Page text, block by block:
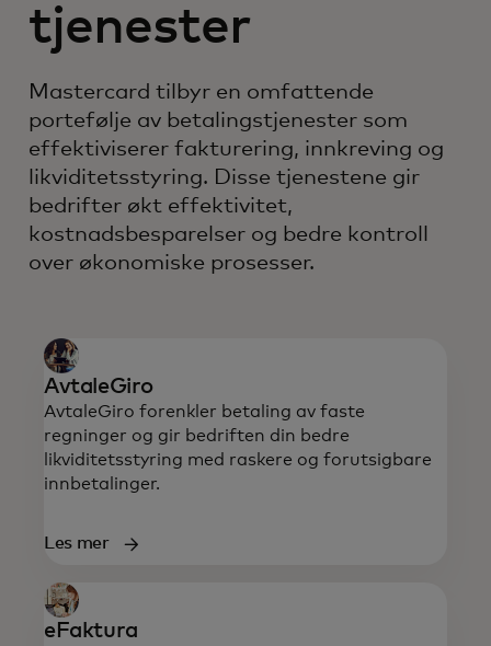
tjenester
Mastercard tilbyr en omfattende
portefølje av betalingstjenester som
effektiviserer fakturering, innkreving og
likviditetsstyring. Disse tjenestene gir
bedrifter økt effektivitet,
kostnadsbesparelser og bedre kontroll
over økonomiske prosesser.
AvtaleGiro
AvtaleGiro forenkler betaling av faste
regninger og gir bedriften din bedre
likviditetsstyring med raskere og forutsigbare
innbetalinger.
Les mer
eFaktura